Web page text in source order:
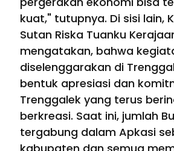
kuat," tutupnya. Di sisi lain,
Sutan Riska Tuanku
mengatakan, bahwa
diselenggarakan di
bentuk apresiasi dan
Trenggalek yang terus
berkreasi. Saat ini, jumlah
tergabung dalam Apkasi